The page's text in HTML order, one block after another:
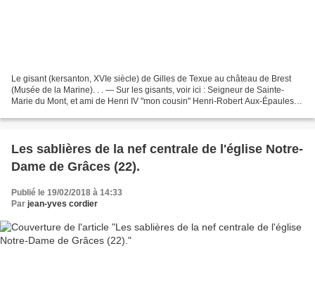
Le gisant (kersanton, XVIe siècle) de Gilles de Texue au château de Brest
(Musée de la Marine). . . — Sur les gisants, voir ici : Seigneur de Sainte-
Marie du Mont, et ami de Henri IV "mon cousin" Henri-Robert Aux-Épaules.
Les sablières de la nef centrale de l'église Notre-
Dame de Grâces (22).
Publié le 19/02/2018 à 14:33
Par jean-yves cordier